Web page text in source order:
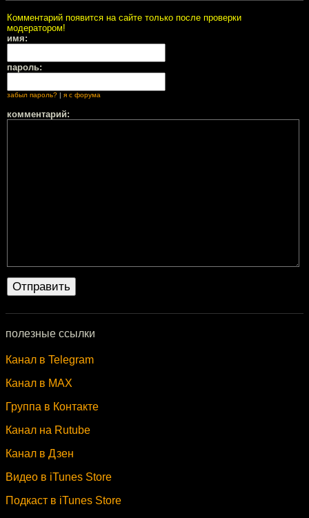
Комментарий появится на сайте только после проверки
модератором!
имя:
пароль:
забыл пароль? я с форума
комментарий:
полезные ссылки
Канал в Telegram
Канал в MAX
Группа в Контакте
Канал на Rutube
Канал в Дзен
Видео в iTunes Store
Подкаст в iTunes Store